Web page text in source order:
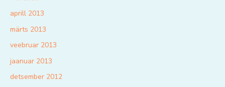
aprill 2013
märts 2013
veebruar 2013
jaanuar 2013
detsember 2012